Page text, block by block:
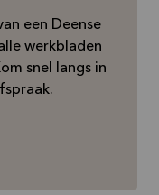
een Deense
werkbladen
snel langs in